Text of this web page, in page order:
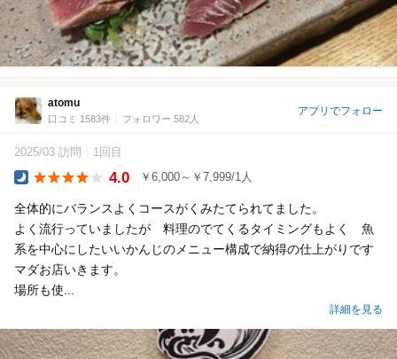
atomu
口コミ 1583件 フォロワー 582人
アプリでフォロー
2025/03 訪問 1回目
4.0 ￥6,000～￥7,999/1人
全体的にバランスよくコースがくみたてられてました。
よく流行っていましたが 料理のでてくるタイミングもよく 魚
系を中心にしたいいかんじのメニュー構成で納得の仕上がりです
マダお店いきます。
場所も使...
詳細を見る